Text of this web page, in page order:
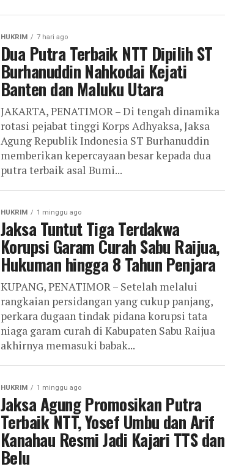
HUKRIM 7 hari ago
Dua Putra Terbaik NTT Dipilih ST
Burhanuddin Nahkodai Kejati
Banten dan Maluku Utara
JAKARTA, PENATIMOR – Di tengah dinamika
rotasi pejabat tinggi Korps Adhyaksa, Jaksa
Agung Republik Indonesia ST Burhanuddin
memberikan kepercayaan besar kepada dua
putra terbaik asal Bumi...
HUKRIM 1 minggu ago
Jaksa Tuntut Tiga Terdakwa
Korupsi Garam Curah Sabu Raijua,
Hukuman hingga 8 Tahun Penjara
KUPANG, PENATIMOR – Setelah melalui
rangkaian persidangan yang cukup panjang,
perkara dugaan tindak pidana korupsi tata
niaga garam curah di Kabupaten Sabu Raijua
akhirnya memasuki babak...
HUKRIM 1 minggu ago
Jaksa Agung Promosikan Putra
Terbaik NTT, Yosef Umbu dan Arif
Kanahau Resmi Jadi Kajari TTS dan
Belu